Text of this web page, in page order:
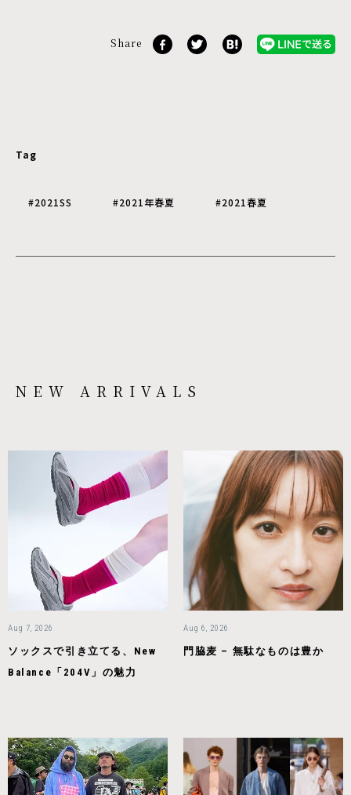
Share
Tag
#2021SS #2021年春夏 #2021春夏
NEW ARRIVALS
Aug 7, 2026
ソックスで引き立てる、New
Balance「204V」の魅力
Aug 6, 2026
門脇麦 – 無駄なものは豊か